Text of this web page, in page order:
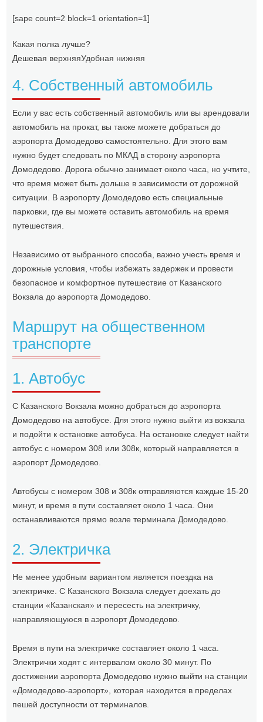
[sape count=2 block=1 orientation=1]
Какая полка лучше?
Дешевая верхняяУдобная нижняя
4. Собственный автомобиль
Если у вас есть собственный автомобиль или вы арендовали
автомобиль на прокат, вы также можете добраться до
аэропорта Домодедово самостоятельно. Для этого вам
нужно будет следовать по МКАД в сторону аэропорта
Домодедово. Дорога обычно занимает около часа, но учтите,
что время может быть дольше в зависимости от дорожной
ситуации. В аэропорту Домодедово есть специальные
парковки, где вы можете оставить автомобиль на время
путешествия.
Независимо от выбранного способа, важно учесть время и
дорожные условия, чтобы избежать задержек и провести
безопасное и комфортное путешествие от Казанского
Вокзала до аэропорта Домодедово.
Маршрут на общественном
транспорте
1. Автобус
С Казанского Вокзала можно добраться до аэропорта
Домодедово на автобусе. Для этого нужно выйти из вокзала
и подойти к остановке автобуса. На остановке следует найти
автобус с номером 308 или 308к, который направляется в
аэропорт Домодедово.
Автобусы с номером 308 и 308к отправляются каждые 15-20
минут, и время в пути составляет около 1 часа. Они
останавливаются прямо возле терминала Домодедово.
2. Электричка
Не менее удобным вариантом является поездка на
электричке. С Казанского Вокзала следует доехать до
станции «Казанская» и пересесть на электричку,
направляющуюся в аэропорт Домодедово.
Время в пути на электричке составляет около 1 часа.
Электрички ходят с интервалом около 30 минут. По
достижении аэропорта Домодедово нужно выйти на станции
«Домодедово-аэропорт», которая находится в пределах
пешей доступности от терминалов.